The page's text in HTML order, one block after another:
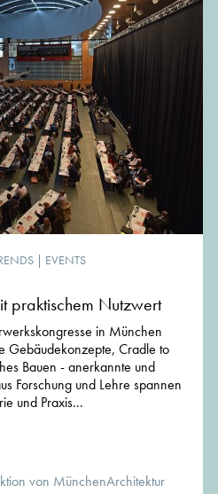
| EVENTS
praktischem Nutzwert
in München
Gebäudekonzepte, Cradle to
Bauen - anerkannte und
Forschung und Lehre spannen
und Praxis...
von MünchenArchitektur